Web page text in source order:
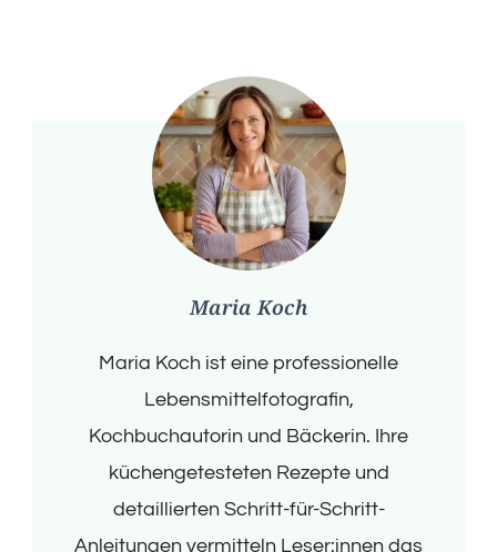
Maria Koch
Maria Koch ist eine professionelle
Lebensmittelfotografin,
Kochbuchautorin und Bäckerin. Ihre
küchengetesteten Rezepte und
detaillierten Schritt-für-Schritt-
Anleitungen vermitteln Leser:innen das